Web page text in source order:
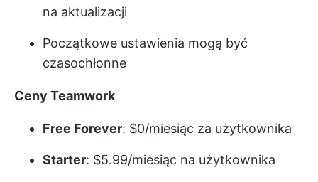
na aktualizacji
Początkowe ustawienia mogą być
czasochłonne
Ceny Teamwork
Free Forever: $0/miesiąc za użytkownika
Starter: $5.99/miesiąc na użytkownika